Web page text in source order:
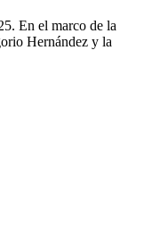
En el marco de la
Hernández y la